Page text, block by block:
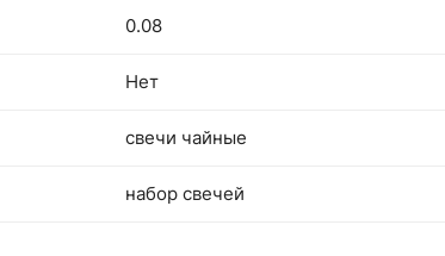
0.08
Нет
свечи чайные
набор свечей